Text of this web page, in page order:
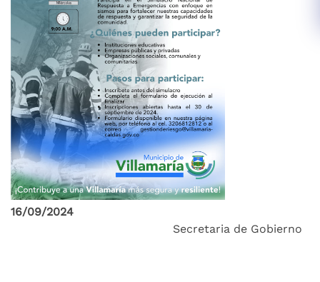
16/09/2024
Secretaria de Gobierno